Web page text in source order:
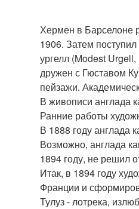
Хермен в Барселоне
1906. Затем
ургелл (Modest
дружен с Гюставом
пейзажи.
В живописи англада
Ранние работы
В 1888 году англада
Возможно, англада
1894 году, не решил
Итак, в 1894 году
Франции и
Тулуз - лотрека,